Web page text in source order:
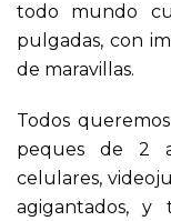
todo mundo
pulgadas, con
de maravillas.
Todos
peques de 2
celulares,
agigantados,